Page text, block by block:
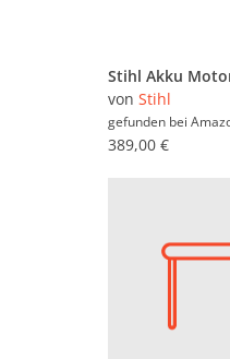
von Stihl
gefunden bei
389,00 €